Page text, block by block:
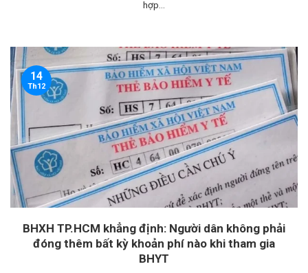
hợp...
BHXH TP.HCM khẳng định: Người dân không phải
đóng thêm bất kỳ khoản phí nào khi tham gia
BHYT
14
Th12